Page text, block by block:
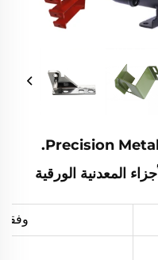
شركة Precision Metal Fabricators Inc.
المعدنية الورقية
وفقاً